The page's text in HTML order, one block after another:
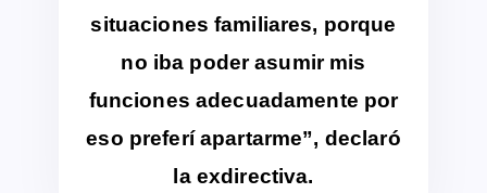
situaciones familiares, porque
no iba poder asumir mis
funciones adecuadamente por
eso preferí apartarme”, declaró
la exdirectiva.